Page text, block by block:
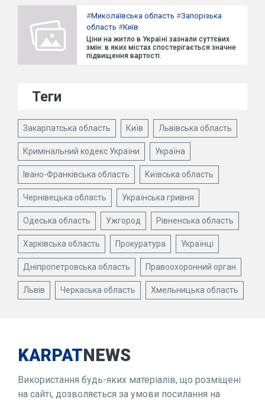
#Миколаївська область #Запорізька
область #Київ
Ціни на житло в Україні зазнали суттєвих
змін: в яких містах спостерігається значне
підвищення вартості.
Теги
Закарпатська область Київ Львівська область
Кримінальний кодекс України Україна
Івано-Франківська область Київська область
Чернівецька область Українська гривня
Одеська область Ужгород Рівненська область
Харківська область Прокуратура Українці
Дніпропетровська область Правоохоронний орган
Львів Черкаська область Хмельницька область
KARPATNEWS
Використання будь-яких матеріалів, що розміщені
на сайті, дозволяється за умови посилання на